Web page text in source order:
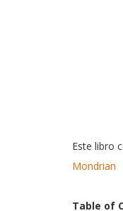
Este libro
Mondrian
Table of